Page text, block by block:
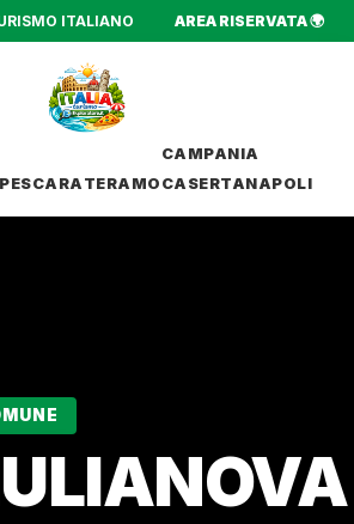
ITALIANO AREA RISERVATA 🌍
PESCARA TERAMO
CAMPANIA
CASERTANAPOLI